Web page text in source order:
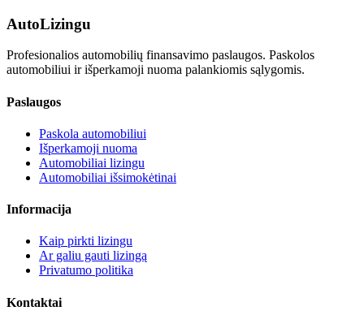
AutoLizingu
Profesionalios automobilių finansavimo paslaugos. Paskolos
automobiliui ir išperkamoji nuoma palankiomis sąlygomis.
Paslaugos
Paskola automobiliui
Išperkamoji nuoma
Automobiliai lizingu
Automobiliai išsimokėtinai
Informacija
Kaip pirkti lizingu
Ar galiu gauti lizingą
Privatumo politika
Kontaktai